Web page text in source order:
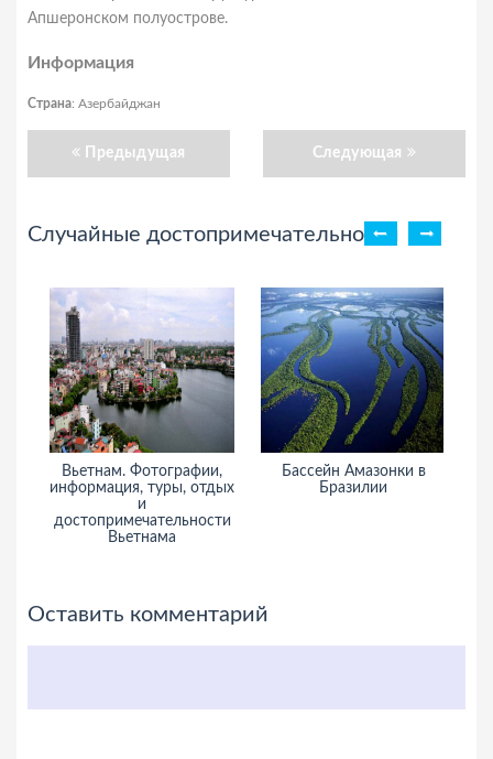
Апшеронском полуострове.
Информация
Страна: Азербайджан
Предыдущая Следующая
Случайные достопримечательности
Вьетнам. Фотографии,
информация, туры, отдых
и
достопримечательности
Вьетнама
Бассейн Амазонки в
Бразилии
Оставить комментарий